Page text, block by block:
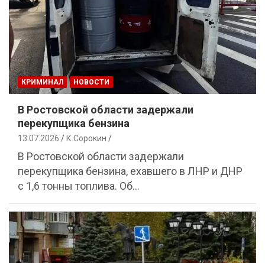
КРИМИНАЛ НОВОСТИ
В Ростовской области задержали
перекупщика бензина
13.07.2026 К.Сорокин
В Ростовской области задержали
перекупщика бензина, ехавшего в ЛНР и ДНР
с 1,6 тонны топлива. Об…